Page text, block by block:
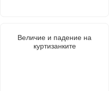
Величие и падение на
куртизанките